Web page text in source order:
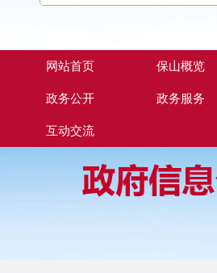
网站首页 保山概览
政务公开 政务服务
互动交流